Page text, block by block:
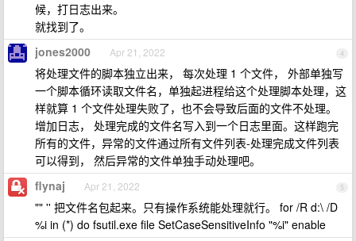
候，打日志出来。
就找到了。
4
jones2000 Apr 21, 2022
将处理文件的脚本独立出来， 每次处理 1 个文件， 外部单独写
一个脚本循环读取文件名，单独起进程给这个处理脚本处理，这
样就算 1 个文件处理失败了，也不会导致后面的文件不处理。
增加日志， 处理完成的文件名写入到一个日志里面。这样跑完
所有的文件，异常的文件通过所有文件列表-处理完成文件列表
可以得到， 然后异常的文件单独手动处理吧。
5
flynaj Apr 21, 2022
"" '' 把文件名包起来。只有操作系统能处理就行。 for /R d:\ /D
%i in (*) do fsutil.exe file SetCaseSensitiveInfo "%i" enable